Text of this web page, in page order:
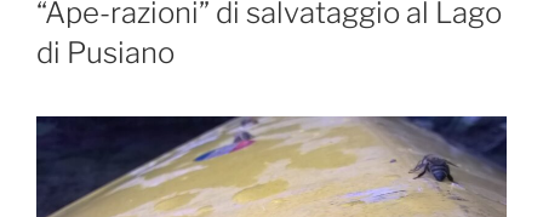
“Ape-razioni” di salvataggio al Lago
di Pusiano